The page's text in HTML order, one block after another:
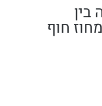
חוף